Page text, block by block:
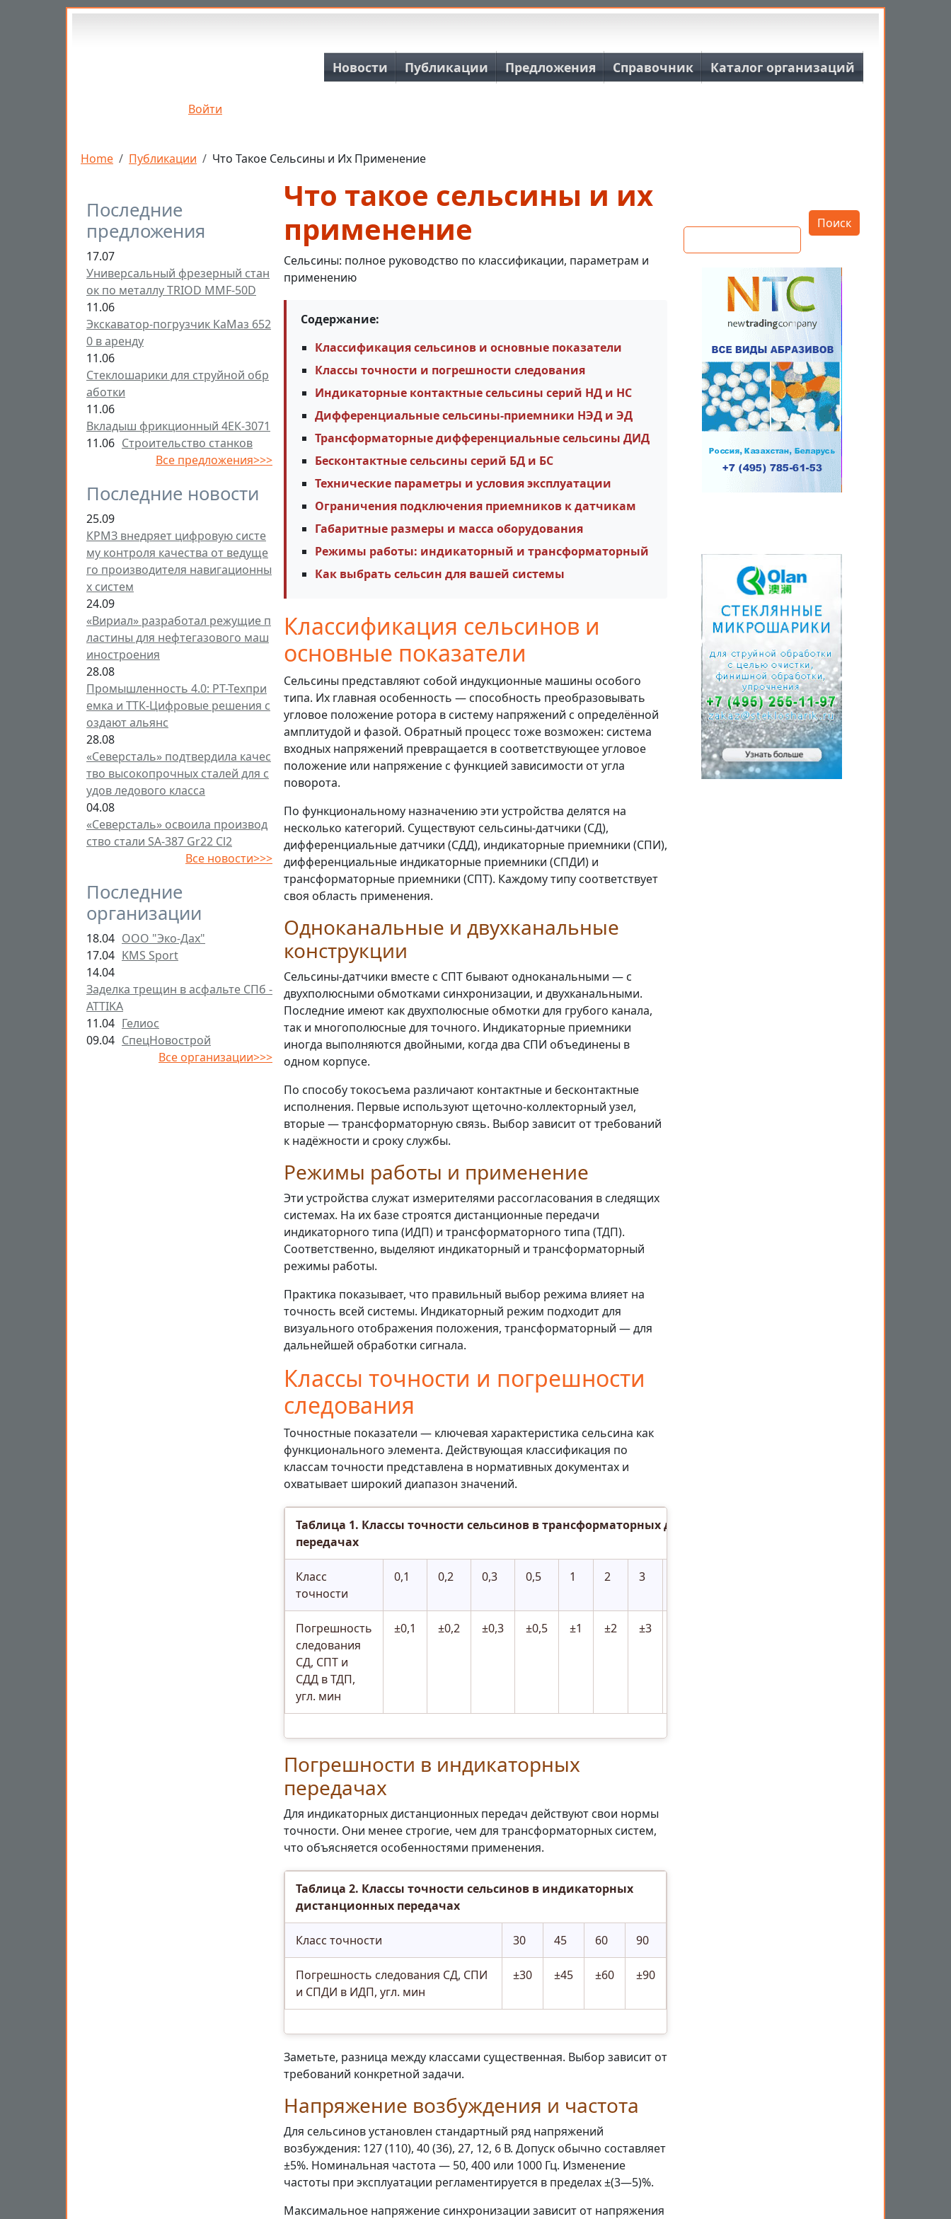
Перейти к основному содержанию
Войти
Основная навигация
Новости Публикации Предложения Справочник Каталог организаций
Строка навигации
Home Публикации Что Такое Сельсины и Их Применение
Последние
предложения
17.07
Универсальный фрезерный стан
ок по металлу TRIOD MMF-50D
11.06
Экскаватор-погрузчик КаМаз 652
0 в аренду
11.06
Стеклошарики для струйной обр
аботки
11.06
Вкладыш фрикционный 4ЕК-3071
11.06 Строительство станков
Все предложения>>>
Последние новости
25.09
КРМЗ внедряет цифровую систе
му контроля качества от ведуще
го производителя навигационны
х систем
24.09
«Вириал» разработал режущие п
ластины для нефтегазового маш
иностроения
28.08
Промышленность 4.0: РТ-Техпри
емка и ТТК-Цифровые решения с
оздают альянс
28.08
«Северсталь» подтвердила качес
тво высокопрочных сталей для с
удов ледового класса
04.08
«Северсталь» освоила производ
ство стали SA-387 Gr22 Cl2
Все новости>>>
Последние
организации
18.04 ООО "Эко-Дах"
17.04 KMS Sport
14.04
Заделка трещин в асфальте СПб -
ATTIKA
11.04 Гелиос
09.04 СпецНовострой
Все организации>>>
Что такое сельсины и их
применение
Сельсины: полное руководство по классификации, параметрам и
применению
Содержание:
Классификация сельсинов и основные показатели
Классы точности и погрешности следования
Индикаторные контактные сельсины серий НД и НС
Дифференциальные сельсины-приемники НЭД и ЭД
Трансформаторные дифференциальные сельсины ДИД
Бесконтактные сельсины серий БД и БС
Технические параметры и условия эксплуатации
Ограничения подключения приемников к датчикам
Габаритные размеры и масса оборудования
Режимы работы: индикаторный и трансформаторный
Как выбрать сельсин для вашей системы
Классификация сельсинов и
основные показатели
Сельсины представляют собой индукционные машины особого
типа. Их главная особенность — способность преобразовывать
угловое положение ротора в систему напряжений с определённой
амплитудой и фазой. Обратный процесс тоже возможен: система
входных напряжений превращается в соответствующее угловое
положение или напряжение с функцией зависимости от угла
поворота.
По функциональному назначению эти устройства делятся на
несколько категорий. Существуют сельсины-датчики (СД),
дифференциальные датчики (СДД), индикаторные приемники (СПИ),
дифференциальные индикаторные приемники (СПДИ) и
трансформаторные приемники (СПТ). Каждому типу соответствует
своя область применения.
Одноканальные и двухканальные
конструкции
Сельсины-датчики вместе с СПТ бывают одноканальными — с
двухполюсными обмотками синхронизации, и двухканальными.
Последние имеют как двухполюсные обмотки для грубого канала,
так и многополюсные для точного. Индикаторные приемники
иногда выполняются двойными, когда два СПИ объединены в
одном корпусе.
По способу токосъема различают контактные и бесконтактные
исполнения. Первые используют щеточно-коллекторный узел,
вторые — трансформаторную связь. Выбор зависит от требований
к надёжности и сроку службы.
Режимы работы и применение
Эти устройства служат измерителями рассогласования в следящих
системах. На их базе строятся дистанционные передачи
индикаторного типа (ИДП) и трансформаторного типа (ТДП).
Соответственно, выделяют индикаторный и трансформаторный
режимы работы.
Практика показывает, что правильный выбор режима влияет на
точность всей системы. Индикаторный режим подходит для
визуального отображения положения, трансформаторный — для
дальнейшей обработки сигнала.
Классы точности и погрешности
следования
Точностные показатели — ключевая характеристика сельсина как
функционального элемента. Действующая классификация по
классам точности представлена в нормативных документах и
охватывает широкий диапазон значений.
Таблица 1. Классы точности сельсинов в трансформаторных дистанционных
передачах
Класс
точности
0,1 0,2 0,3 0,5 1 2 3
Погрешность
следования
СД, СПТ и
СДД в ТДП,
угл. мин
±0,1 ±0,2 ±0,3 ±0,5 ±1 ±2 ±3
Погрешности в индикаторных
передачах
Для индикаторных дистанционных передач действуют свои нормы
точности. Они менее строгие, чем для трансформаторных систем,
что объясняется особенностями применения.
Таблица 2. Классы точности сельсинов в индикаторных
дистанционных передачах
Класс точности 30 45 60 90
Погрешность следования СД, СПИ
и СПДИ в ИДП, угл. мин
±30 ±45 ±60 ±90
Заметьте, разница между классами существенная. Выбор зависит от
требований конкретной задачи.
Напряжение возбуждения и частота
Для сельсинов установлен стандартный ряд напряжений
возбуждения: 127 (110), 40 (36), 27, 12, 6 В. Допуск обычно составляет
±5%. Номинальная частота — 50, 400 или 1000 Гц. Изменение
частоты при эксплуатации регламентируется в пределах ±(3—5)%.
Максимальное напряжение синхронизации зависит от напряжения